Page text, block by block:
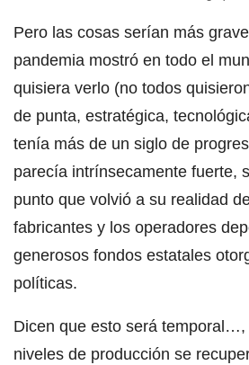
Pero las cosas serían más
pandemia mostró en todo el
quisiera verlo (no todos
de punta, estratégica,
tenía más de un siglo de
parecía intrínsecamente fuerte,
punto que volvió a su realidad
fabricantes y los operadores
generosos fondos estatales
políticas.
Dicen que esto será temporal…,
niveles de producción se